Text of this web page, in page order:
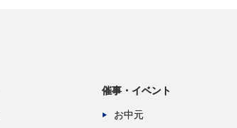
催事・イベント
お中元